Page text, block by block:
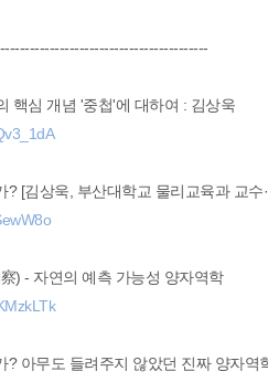
핵심 개념 '중첩'에 대하여 : 김상욱
? [김상욱, 부산대학교 물리교육과 교수
) - 자연의 예측 가능성 양자역학
? 아무도 들려주지 않았던 진짜 양자역